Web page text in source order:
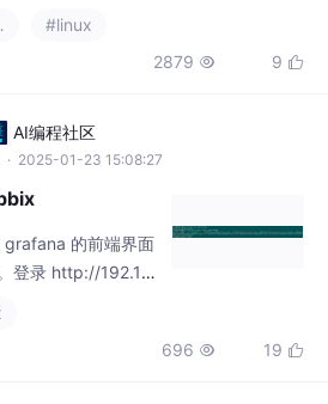
#linux
2879  9 
AI编程社区
· 2025-01-23 15:08:27
grafana 的前端界面
登录 http://192.16
cli plugins list-r
696  19 